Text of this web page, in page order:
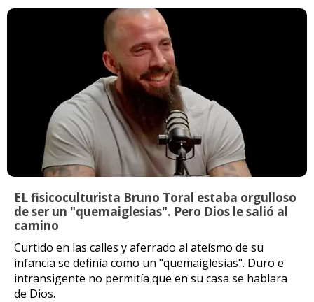
EL fisicoculturista Bruno Toral estaba orgulloso
de ser un "quemaiglesias". Pero Dios le salió al
camino
Curtido en las calles y aferrado al ateísmo de su
infancia se definía como un "quemaiglesias". Duro e
intransigente no permitía que en su casa se hablara
de Dios.